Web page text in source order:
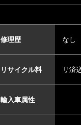
修理歴 なし
リサイクル料 リ済
輸入車属性